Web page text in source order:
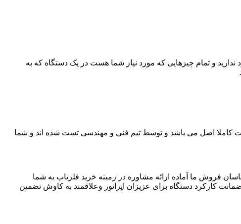
ندارید و تمام چیزهایی که مورد نیاز شما هست در یک دستگاه که به
کاملا اصل می باشد و توسط تیم فنی و مهندسی تست شده اند و شما
فروش ما آماده ارائه مشاوره در زمینه خرید فلزیاب به شما
کارکرد دستگاه برای عزیزان اپراتور وعلاقمند به کاوش تضمین